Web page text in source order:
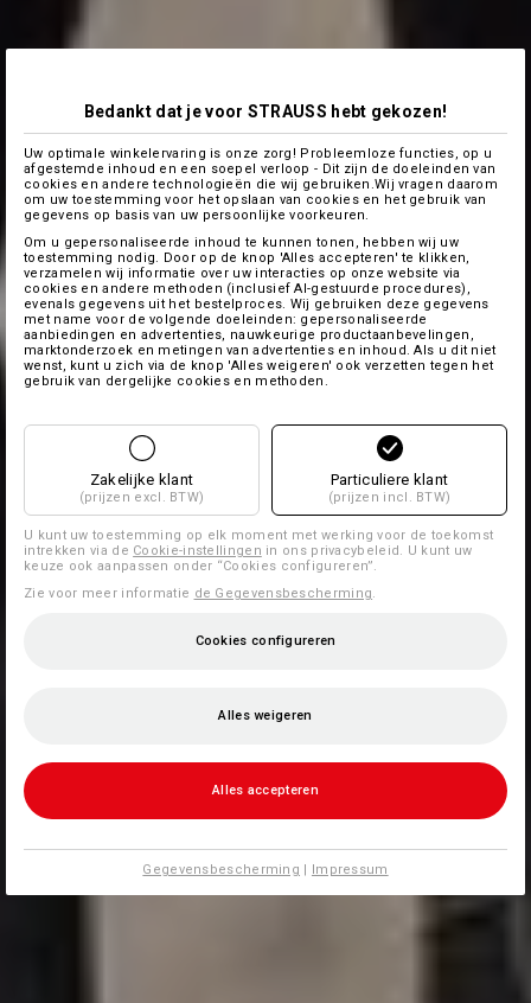
Bedankt dat je voor STRAUSS hebt gekozen!
Uw optimale winkelervaring is onze zorg! Probleemloze functies, op u
afgestemde inhoud en een soepel verloop - Dit zijn de doeleinden van
cookies en andere technologieën die wij gebruiken.Wij vragen daarom
om uw toestemming voor het opslaan van cookies en het gebruik van
gegevens op basis van uw persoonlijke voorkeuren.
Om u gepersonaliseerde inhoud te kunnen tonen, hebben wij uw
toestemming nodig. Door op de knop 'Alles accepteren' te klikken,
verzamelen wij informatie over uw interacties op onze website via
cookies en andere methoden (inclusief AI-gestuurde procedures),
evenals gegevens uit het bestelproces. Wij gebruiken deze gegevens
met name voor de volgende doeleinden: gepersonaliseerde
aanbiedingen en advertenties, nauwkeurige productaanbevelingen,
marktonderzoek en metingen van advertenties en inhoud. Als u dit niet
wenst, kunt u zich via de knop 'Alles weigeren' ook verzetten tegen het
gebruik van dergelijke cookies en methoden.
Zakelijke klant
(prijzen excl. BTW)
Particuliere klant
(prijzen incl. BTW)
U kunt uw toestemming op elk moment met werking voor de toekomst
intrekken via de Cookie-instellingen in ons privacybeleid. U kunt uw
keuze ook aanpassen onder “Cookies configureren”.
Zie voor meer informatie de Gegevensbescherming
Cookies configureren
Alles weigeren
Alles accepteren
Gegevensbescherming | Impressum